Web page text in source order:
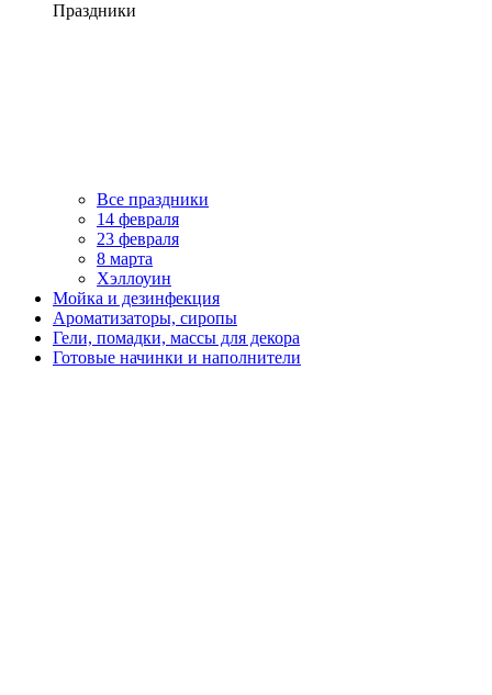
Праздники
Все праздники
14 февраля
23 февраля
8 марта
Хэллоуин
Мойка и дезинфекция
Ароматизаторы, сиропы
Гели, помадки, массы для декора
Готовые начинки и наполнители